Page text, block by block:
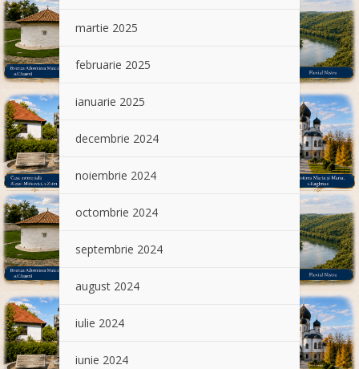
martie 2025
februarie 2025
ianuarie 2025
decembrie 2024
noiembrie 2024
octombrie 2024
septembrie 2024
august 2024
iulie 2024
iunie 2024